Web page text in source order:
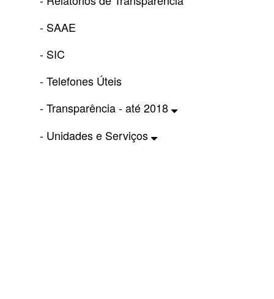
- SAAE
- SIC
- Telefones Úteis
- Transparência - até 2018
- Unidades e Serviços